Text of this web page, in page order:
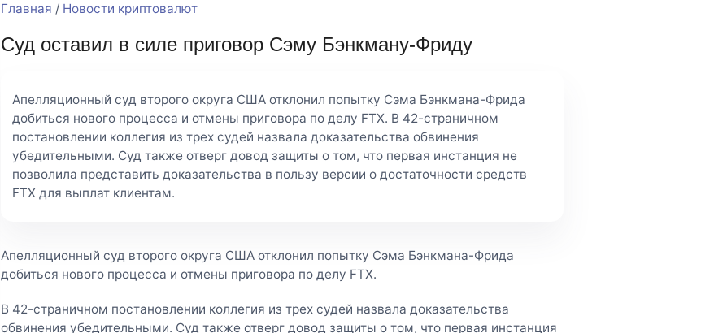
Главная / Новости криптовалют
Суд оставил в силе приговор Сэму Бэнкману-Фриду
Апелляционный суд второго округа США отклонил попытку Сэма Бэнкмана-Фрида
добиться нового процесса и отмены приговора по делу FTX. В 42-страничном
постановлении коллегия из трех судей назвала доказательства обвинения
убедительными. Суд также отверг довод защиты о том, что первая инстанция не
позволила представить доказательства в пользу версии о достаточности средств
FTX для выплат клиентам.
Апелляционный суд второго округа США отклонил попытку Сэма Бэнкмана-Фрида
добиться нового процесса и отмены приговора по делу FTX.
В 42-страничном постановлении коллегия из трех судей назвала доказательства
обвинения убедительными. Суд также отверг довод защиты о том, что первая инстанция